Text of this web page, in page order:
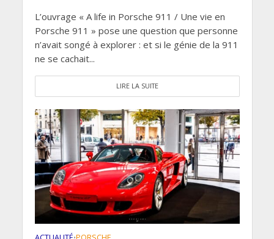
L’ouvrage « A life in Porsche 911 / Une vie en
Porsche 911 » pose une question que personne
n’avait songé à explorer : et si le génie de la 911
ne se cachait...
LIRE LA SUITE